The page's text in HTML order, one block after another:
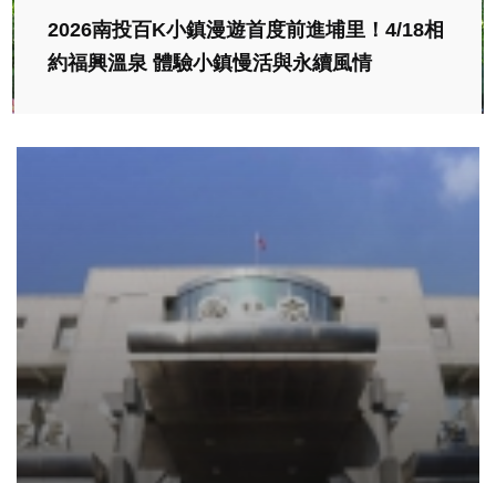
2026南投百K小鎮漫遊首度前進埔里！4/18相
約福興溫泉 體驗小鎮慢活與永續風情